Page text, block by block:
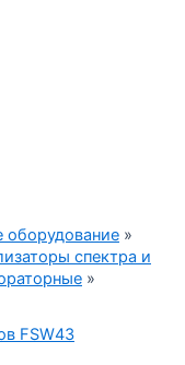
оборудование »
спектра и
»